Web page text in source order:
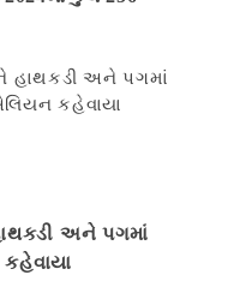
અને પગમાં